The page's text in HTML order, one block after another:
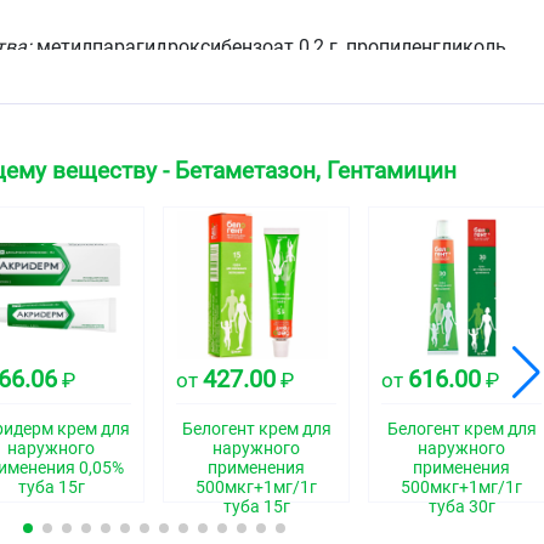
метилпарагидроксибензоат 0,2 г, пропиленгликоль
макрогола цетостеарат 1,3 г, цетостеариловый спирт
группа
местного применения + антибиотик-аминогликозид
противозудное,
веществу - Бетаметазон, Гентамицин
66.06 ₽
крем для
наружного
0,05%
туба 15г
от 427.00 ₽
Белогент крем для
наружного
применения
500мкг+1мг/1г
туба 15г
от 616.00 ₽
Белогент крем для
наружного
применения
500мкг+1мг/1г
туба 30г